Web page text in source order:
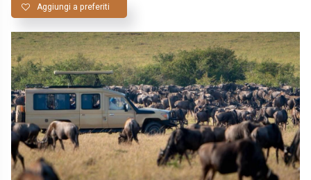
Aggiungi a preferiti